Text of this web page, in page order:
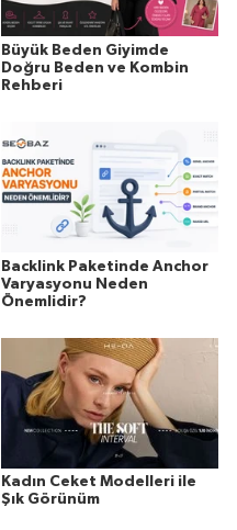
Büyük Beden Giyimde
Doğru Beden ve Kombin
Rehberi
Backlink Paketinde Anchor
Varyasyonu Neden
Önemlidir?
Kadın Ceket Modelleri ile
Şık Görünüm